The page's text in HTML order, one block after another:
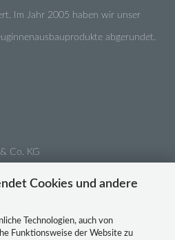
Cookies und andere
Technologien, auch von
Funktionsweise der Website zu
Im Jahr 2005 haben wir unser
abgerundet.
Co. KG